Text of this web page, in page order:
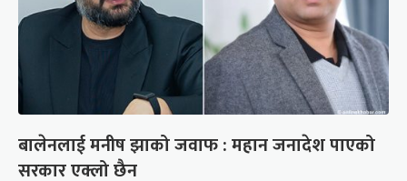
बालेनलाई मनीष झाको जवाफ : महान जनादेश पाएको
सरकार एक्लो छैन